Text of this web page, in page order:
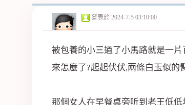
紀
發表於 2024-7-5 03:10:00
被包養的小三過了小馬路就是一
來怎麼了?起起伏伏,兩條白玉似的
那個女人在早餐桌旁听到老王低